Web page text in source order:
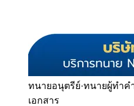
ทนายอนุตรีย์·ทนายผู้ทำค
เอกสาร